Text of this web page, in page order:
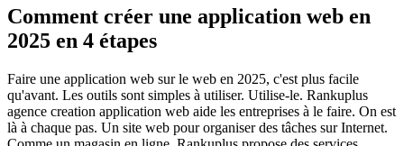
Comment créer une application web en
2025 en 4 étapes
Faire une application web sur le web en 2025, c'est plus facile
qu'avant. Les outils sont simples à utiliser. Utilise-le. Rankuplus
agence creation application web aide les entreprises à le faire. On est
là à chaque pas. Un site web pour organiser des tâches sur Internet.